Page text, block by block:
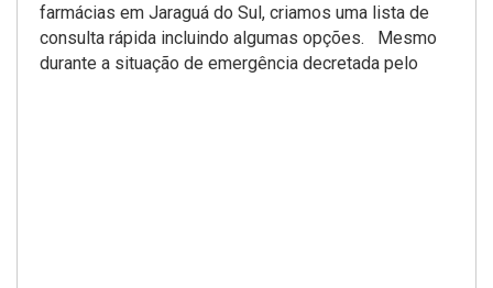
farmácias em Jaraguá do Sul, criamos uma lista de
consulta rápida incluindo algumas opções. Mesmo
durante a situação de emergência decretada pelo